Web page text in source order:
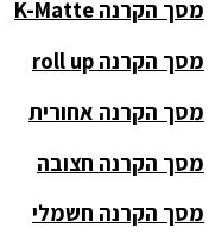
קריוקי
מסך הקרנה K-Matte
מסך הקרנה roll up
מסך הקרנה אחורית
מסך הקרנה חצובה
מסך הקרנה חשמלי